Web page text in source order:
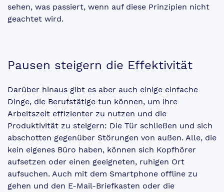
sehen, was passiert, wenn auf diese Prinzipien nicht
geachtet wird.
Pausen steigern die Effektivität
Darüber hinaus gibt es aber auch einige einfache
Dinge, die Berufstätige tun können, um ihre
Arbeitszeit effizienter zu nutzen und die
Produktivität zu steigern: Die Tür schließen und sich
abschotten gegenüber Störungen von außen. Alle, die
kein eigenes Büro haben, können sich Kopfhörer
aufsetzen oder einen geeigneten, ruhigen Ort
aufsuchen. Auch mit dem Smart­phone offline zu
gehen und den E-Mail-Briefkasten oder die